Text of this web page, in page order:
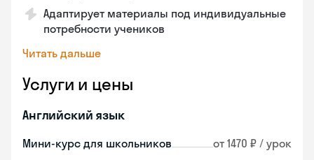
Адаптирует материалы под индивидуальные
потребности учеников
Читать дальше
Услуги и цены
Английский язык
Мини-курс для школьников от 1470 ₽ / урок